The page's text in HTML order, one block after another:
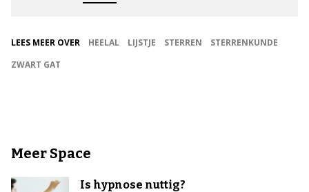
LEES MEER OVER HEELAL LIJSTJE STERREN
STERRENKUNDE
ZWART GAT
Meer Space
Is hypnose nuttig?